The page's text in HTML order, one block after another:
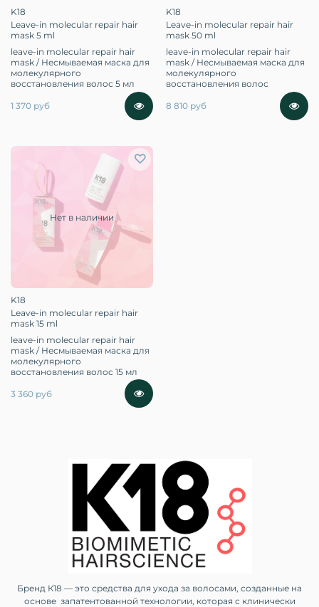
K18
Leave-in molecular repair hair
mask 5 ml
leave-in molecular repair hair
mask / Несмываемая маска для
молекулярного
восстановления волос 5 мл
1 370 руб
K18
Leave-in molecular repair hair
mask 50 ml
leave-in molecular repair hair
mask / Несмываемая маска для
молекулярного
восстановления волос
8 810 руб
Нет в наличии
K18
Leave-in molecular repair hair
mask 15 ml
leave-in molecular repair hair
mask / Несмываемая маска для
молекулярного
восстановления волос 15 мл
3 360 руб
Бренд К18 — это средства для ухода за волосами, созданные на
основе запатентованной технологии, которая с клинически